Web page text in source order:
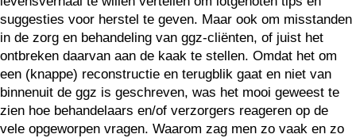
suggesties voor herstel te geven. Maar ook om misstanden
in de zorg en behandeling van ggz-cliënten, of juist het
ontbreken daarvan aan de kaak te stellen. Omdat het om
een (knappe) reconstructie en terugblik gaat en niet van
binnenuit de ggz is geschreven, was het mooi geweest te
zien hoe behandelaars en/of verzorgers reageren op de
vele opgeworpen vragen. Waarom zag men zo vaak en zo